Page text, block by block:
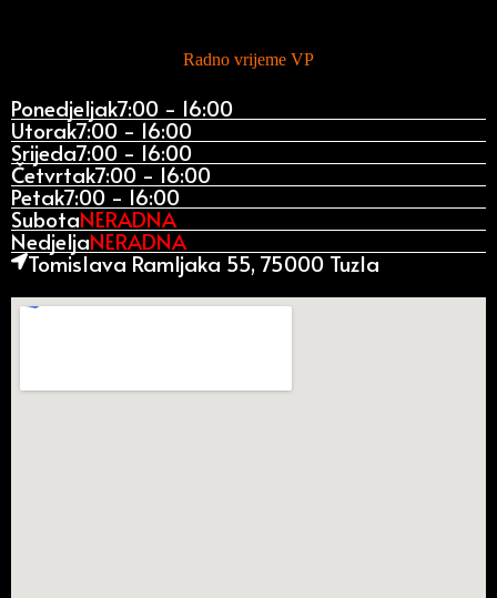
Radno vrijeme VP
Ponedjeljak7:00 - 16:00
Utorak7:00 - 16:00
Srijeda7:00 - 16:00
Četvrtak7:00 - 16:00
Petak7:00 - 16:00
SubotaNERADNA
NedjeljaNERADNA
Tomislava Ramljaka 55, 75000 Tuzla